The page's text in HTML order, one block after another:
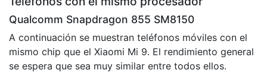
Qualcomm Snapdragon 855 SM8150
A continuación se muestran teléfonos móviles con el
mismo chip que el Xiaomi Mi 9. El rendimiento general
se espera que sea muy similar entre todos ellos.